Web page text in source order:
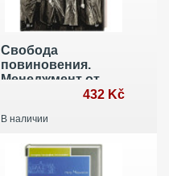
Свобода
повиновения.
Менеджмент от
нацизма до наших
432 Kč
В наличии